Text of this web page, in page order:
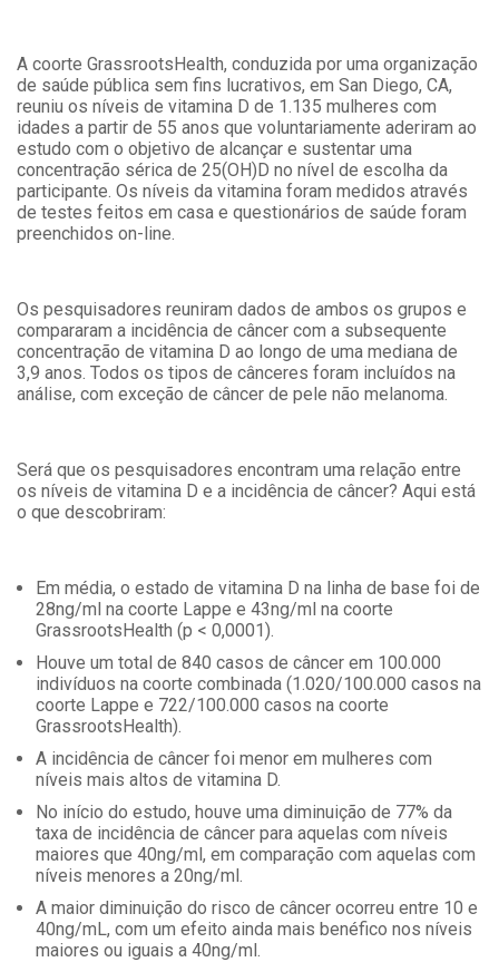
A coorte GrassrootsHealth, conduzida por uma organização
de saúde pública sem fins lucrativos, em San Diego, CA,
reuniu os níveis de vitamina D de 1.135 mulheres com
idades a partir de 55 anos que voluntariamente aderiram ao
estudo com o objetivo de alcançar e sustentar uma
concentração sérica de 25(OH)D no nível de escolha da
participante. Os níveis da vitamina foram medidos através
de testes feitos em casa e questionários de saúde foram
preenchidos on-line.
Os pesquisadores reuniram dados de ambos os grupos e
compararam a incidência de câncer com a subsequente
concentração de vitamina D ao longo de uma mediana de
3,9 anos. Todos os tipos de cânceres foram incluídos na
análise, com exceção de câncer de pele não melanoma.
Será que os pesquisadores encontram uma relação entre
os níveis de vitamina D e a incidência de câncer? Aqui está
o que descobriram:
Em média, o estado de vitamina D na linha de base foi de
28ng/ml na coorte Lappe e 43ng/ml na coorte
GrassrootsHealth (p < 0,0001).
Houve um total de 840 casos de câncer em 100.000
indivíduos na coorte combinada (1.020/100.000 casos na
coorte Lappe e 722/100.000 casos na coorte
GrassrootsHealth).
A incidência de câncer foi menor em mulheres com
níveis mais altos de vitamina D.
No início do estudo, houve uma diminuição de 77% da
taxa de incidência de câncer para aquelas com níveis
maiores que 40ng/ml, em comparação com aquelas com
níveis menores a 20ng/ml.
A maior diminuição do risco de câncer ocorreu entre 10 e
40ng/mL, com um efeito ainda mais benéfico nos níveis
maiores ou iguais a 40ng/ml.